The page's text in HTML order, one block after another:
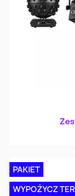
PAKIET
WYPOŻYCZ